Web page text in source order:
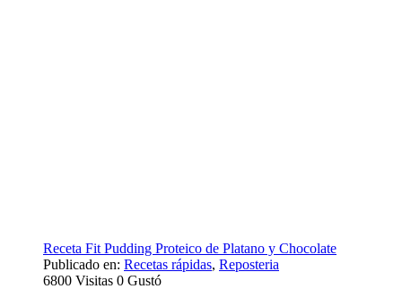
Receta Fit Pudding Proteico de Platano y Chocolate
Publicado en: Recetas rápidas, Reposteria
6800 Visitas 0 Gustó